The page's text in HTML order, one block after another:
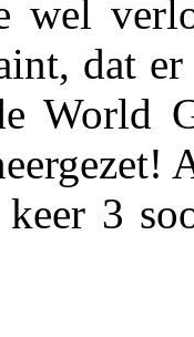
wel
dat
World
3